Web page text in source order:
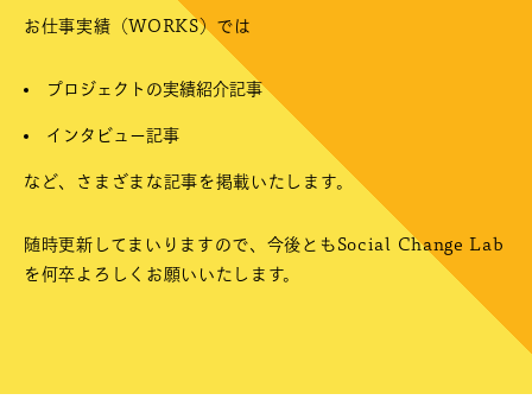
お仕事実績（WORKS）では
プロジェクトの実績紹介記事
インタビュー記事
など、さまざまな記事を掲載いたします。
随時更新してまいりますので、今後ともSocial Change Lab
を何卒よろしくお願いいたします。